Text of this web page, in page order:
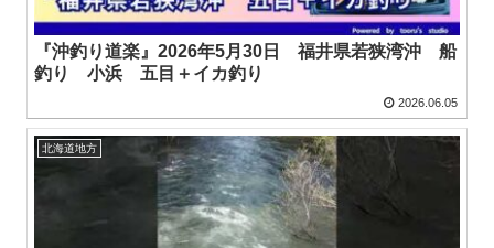
『沖釣り道楽』2026年5月30日 福井県若狭湾沖 船
釣り 小浜 五目＋イカ釣り
2026.06.05
北海道地方